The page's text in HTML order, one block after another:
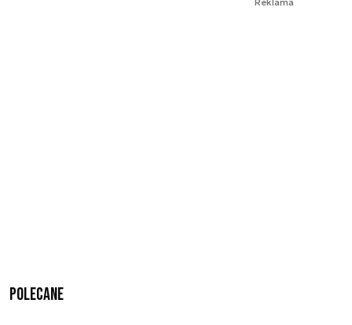
Polecane